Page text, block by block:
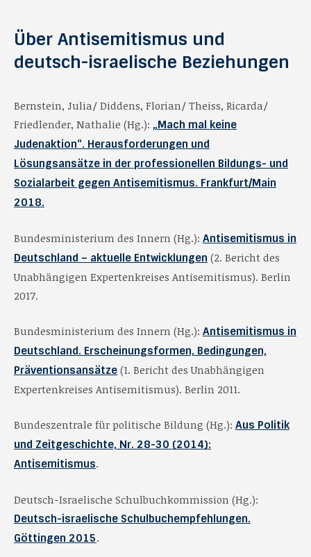
Über Antisemitismus und
deutsch-israelische Beziehungen
Bernstein, Julia/ Diddens, Florian/ Theiss, Ricarda/
Friedlender, Nathalie (Hg.): „Mach mal keine
Judenaktion“. Herausforderungen und
Lösungsansätze in der professionellen Bildungs- und
Sozialarbeit gegen Antisemitismus. Frankfurt/Main
2018.
Bundesministerium des Innern (Hg.): Antisemitismus in
Deutschland – aktuelle Entwicklungen (2. Bericht des
Unabhängigen Expertenkreises Antisemitismus). Berlin
2017.
Bundesministerium des Innern (Hg.): Antisemitismus in
Deutschland. Erscheinungsformen, Bedingungen,
Präventionsansätze (1. Bericht des Unabhängigen
Expertenkreises Antisemitismus). Berlin 2011.
Bundeszentrale für politische Bildung (Hg.): Aus Politik
und Zeitgeschichte, Nr. 28-30 (2014):
Antisemitismus.
Deutsch-Israelische Schulbuchkommission (Hg.):
Deutsch-israelische Schulbuchempfehlungen.
Göttingen 2015.